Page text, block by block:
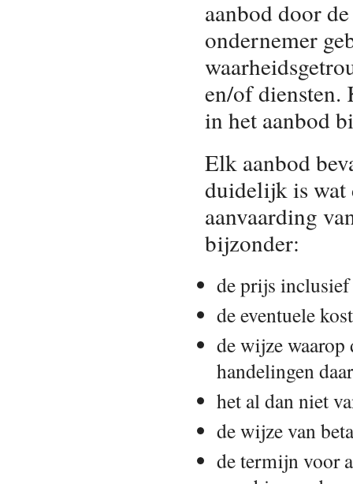
aanbod door
ondernemer
en/of diensten.
in het aanbod
Elk aanbod
duidelijk is wat
aanvaarding
bijzonder:
de prijs
de eventuele
de wijze waarop
handelingen
het al dan niet
de wijze van
de termijn voor